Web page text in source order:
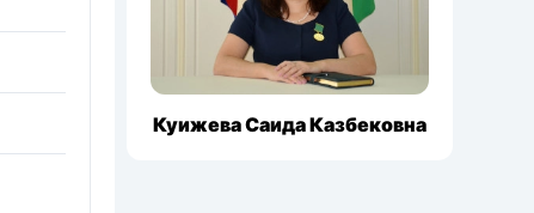
Куижева Саида Казбековна